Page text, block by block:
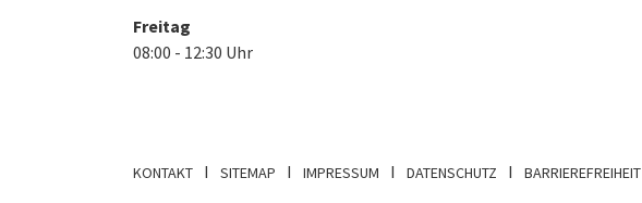
Freitag
08:00 - 12:30 Uhr
KONTAKT SITEMAP IMPRESSUM DATENSCHUTZ BARRIEREFREIHEIT